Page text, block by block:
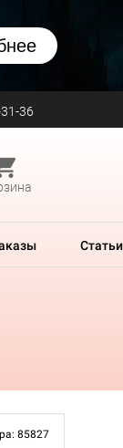
36
Статьи
85827